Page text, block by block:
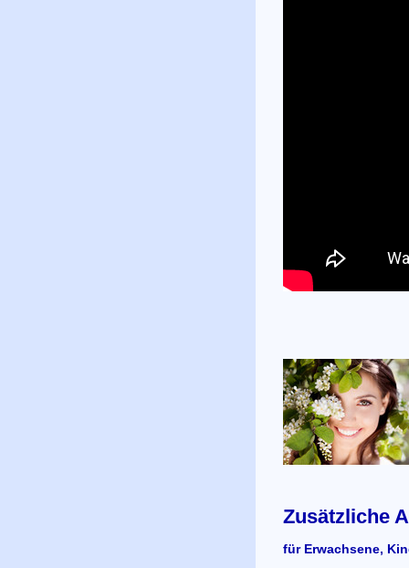
Zusätzliche
für Erwachsene,